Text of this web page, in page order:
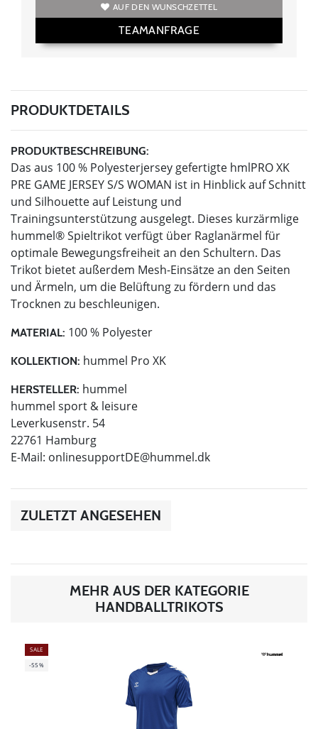
AUF DEN WUNSCHZETTEL
TEAMANFRAGE
PRODUKTDETAILS
PRODUKTBESCHREIBUNG:
Das aus 100 % Polyesterjersey gefertigte hmlPRO XK
PRE GAME JERSEY S/S WOMAN ist in Hinblick auf Schnitt
und Silhouette auf Leistung und
Trainingsunterstützung ausgelegt. Dieses kurzärmlige
hummel® Spieltrikot verfügt über Raglanärmel für
optimale Bewegungsfreiheit an den Schultern. Das
Trikot bietet außerdem Mesh-Einsätze an den Seiten
und Ärmeln, um die Belüftung zu fördern und das
Trocknen zu beschleunigen.
MATERIAL: 100 % Polyester
KOLLEKTION: hummel Pro XK
HERSTELLER: hummel
hummel sport & leisure
Leverkusenstr. 54
22761 Hamburg
E-Mail: onlinesupportDE@hummel.dk
ZULETZT ANGESEHEN
MEHR AUS DER KATEGORIE
HANDBALLTRIKOTS
SALE
-55%